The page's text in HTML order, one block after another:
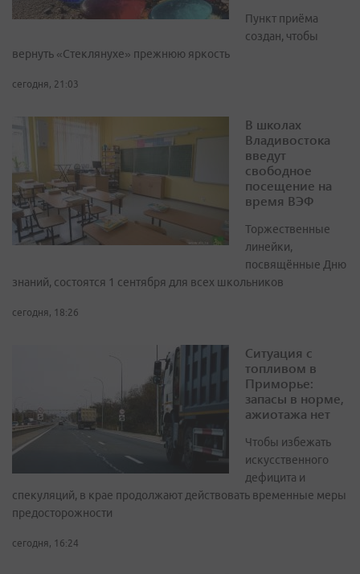
Пункт приёма
создан, чтобы
вернуть «Стеклянухе» прежнюю яркость
сегодня, 21:03
В школах
Владивостока
введут
свободное
посещение на
время ВЭФ
Торжественные
линейки,
посвящённые Дню
знаний, состоятся 1 сентября для всех школьников
сегодня, 18:26
Ситуация с
топливом в
Приморье:
запасы в норме,
ажиотажа нет
Чтобы избежать
искусственного
дефицита и
спекуляций, в крае продолжают действовать временные меры
предосторожности
сегодня, 16:24